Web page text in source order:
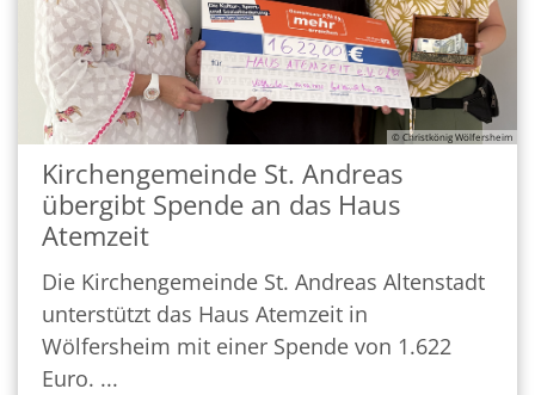
© Christkönig Wölfersheim
Kirchengemeinde St. Andreas
übergibt Spende an das Haus
Atemzeit
Die Kirchengemeinde St. Andreas Altenstadt
unterstützt das Haus Atemzeit in
Wölfersheim mit einer Spende von 1.622
Euro. ...